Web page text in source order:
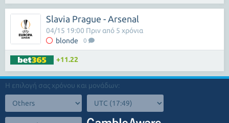
Slavia Prague - Arsenal
blonde 0
04/15 19:00 Πριν από 5 χρόνια
+11.22
Η επιλογή σας χρόνου και μονάδων: